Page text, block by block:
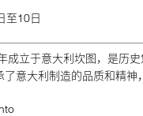
至10日
成立于意大利坎图，是历
了意大利制造的品质和精神